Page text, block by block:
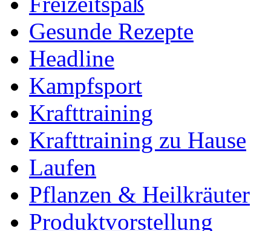
Gesunde Rezepte
Headline
Kampfsport
Krafttraining
Krafttraining zu Hause
Laufen
Pflanzen & Heilkräuter
Produktvorstellung